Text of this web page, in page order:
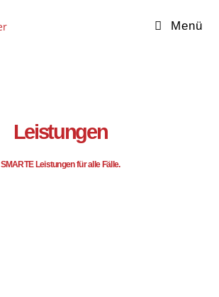
Menü
Leistungen
SMARTE Leistungen für alle Fälle.